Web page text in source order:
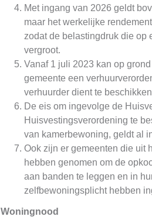
Met ingang van 2026 geldt
maar het werkelijke
zodat de belastingdruk die op
vergroot.
Vanaf 1 juli 2023 kan op
gemeente een
verhuurder dient te
De eis om ingevolge de
Huisvestingsverordening te
van kamerbewoning, geldt al
Ook zijn er gemeenten die uit
hebben genomen om de
aan banden te leggen en in
zelfbewoningsplicht hebben
Woningnood